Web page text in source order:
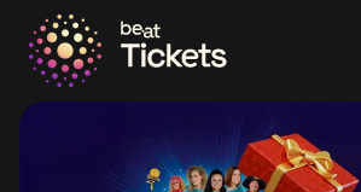
Allez à la page d'accueil